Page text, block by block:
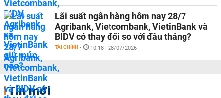
Lãi suất ngân hàng hôm nay 28/7
Agribank, Vietcombank, VietinBank và
BIDV có thay đổi so với đầu tháng?
TÀI CHÍNH - 10:18 | 28/07/2026
Tin mới